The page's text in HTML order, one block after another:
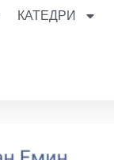
КАТЕДРИ